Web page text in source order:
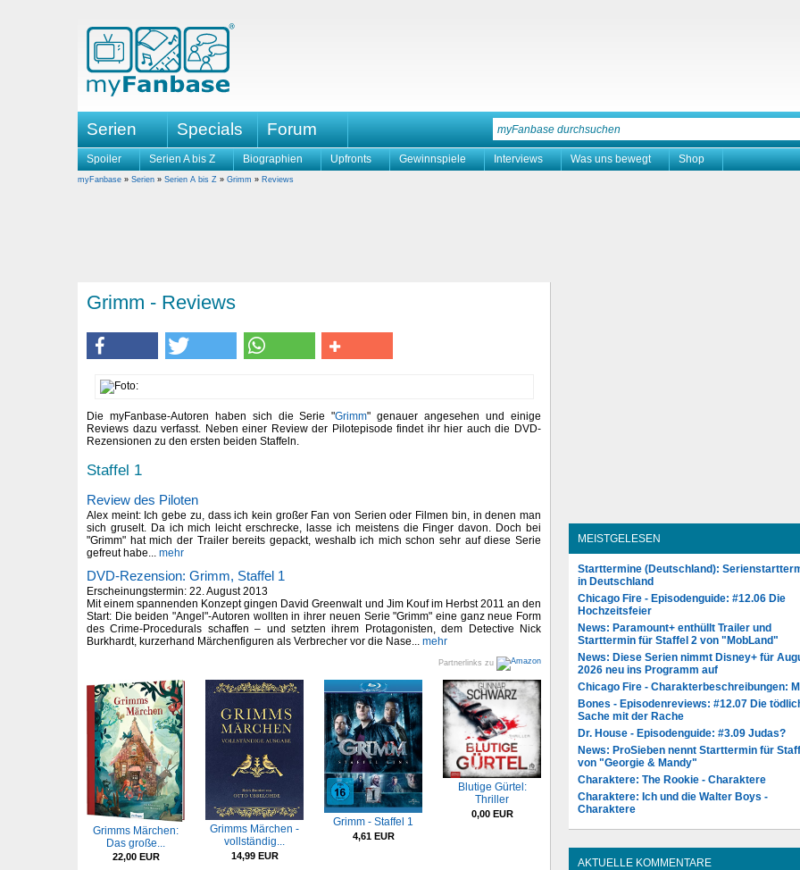
Serien Specials Forum
Spoiler Serien A bis Z Biographien Upfronts Gewinnspiele Interviews Was uns bewegt Shop
myFanbase » Serien » Serien A bis Z » Grimm » Reviews
Grimm - Reviews
Die myFanbase-Autoren haben sich die Serie "Grimm" genauer angesehen und einige
Reviews dazu verfasst. Neben einer Review der Pilotepisode findet ihr hier auch die DVD-
Rezensionen zu den ersten beiden Staffeln.
Staffel 1
Review des Piloten
Alex meint: Ich gebe zu, dass ich kein großer Fan von Serien oder Filmen bin, in denen man
sich gruselt. Da ich mich leicht erschrecke, lasse ich meistens die Finger davon. Doch bei
"Grimm" hat mich der Trailer bereits gepackt, weshalb ich mich schon sehr auf diese Serie
gefreut habe... mehr
DVD-Rezension: Grimm, Staffel 1
Erscheinungstermin: 22. August 2013
Mit einem spannenden Konzept gingen David Greenwalt und Jim Kouf im Herbst 2011 an den
Start: Die beiden "Angel"-Autoren wollten in ihrer neuen Serie "Grimm" eine ganz neue Form
des Crime-Procedurals schaffen – und setzten ihrem Protagonisten, dem Detective Nick
Burkhardt, kurzerhand Märchenfiguren als Verbrecher vor die Nase... mehr
Partnerlinks zu
Grimms Märchen:
Das große...
22,00 EUR
Grimms Märchen -
vollständig...
14,99 EUR
Grimm - Staffel 1
4,61 EUR
Blutige Gürtel:
Thriller
0,00 EUR
MEISTGELESEN
Starttermine (Deutschland):
in Deutschland
Chicago Fire - Episodenguide: #12.06 Die
Hochzeitsfeier
News: Paramount+ enthüllt Trailer und
Starttermin für Staffel 2 von "MobLand"
News: Diese Serien nimmt Disney+ für
2026 neu ins Programm auf
Chicago Fire - Charakterbeschreibungen:
Bones - Episodenreviews: #12.07 Die
Sache mit der Rache
Dr. House - Episodenguide: #3.09 Judas?
News: ProSieben nennt Starttermin für
von "Georgie & Mandy"
Charaktere: The Rookie - Charaktere
Charaktere: Ich und die Walter Boys -
Charaktere
AKTUELLE KOMMENTARE